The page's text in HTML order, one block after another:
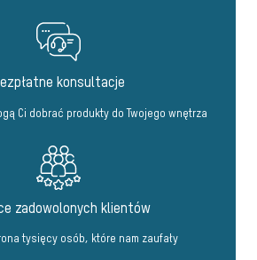
konsultacje
Ci dobrać produkty do Twojego wnętrza
zadowolonych klientów
tysięcy osób, które nam zaufały